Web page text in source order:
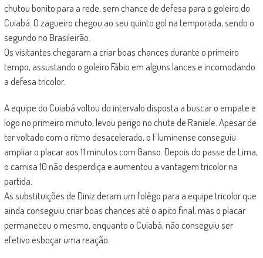
chutou bonito para a rede, sem chance de defesa para o goleiro do
Cuiabá. O zagueiro chegou ao seu quinto gol na temporada, sendo o
segundo no Brasileirão.
Os visitantes chegaram a criar boas chances durante o primeiro
tempo, assustando o goleiro Fábio em alguns lances e incomodando
a defesa tricolor.
A equipe do Cuiabá voltou do intervalo disposta a buscar o empate e
logo no primeiro minuto, levou perigo no chute de Raniele. Apesar de
ter voltado com o ritmo desacelerado, o Fluminense conseguiu
ampliar o placar aos 11 minutos com Ganso. Depois do passe de Lima,
o camisa 10 não desperdiça e aumentou a vantagem tricolor na
partida.
As substituições de Diniz deram um folêgo para a equipe tricolor que
ainda conseguiu criar boas chances até o apito final, mas o placar
permaneceu o mesmo, enquanto o Cuiabá, não conseguiu ser
efetivo esboçar uma reação.